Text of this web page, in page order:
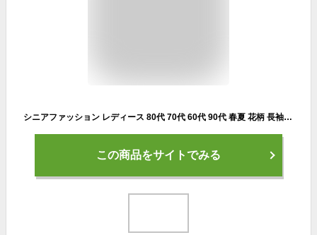
シニアファッション レディース 80代 70代 60代 90代 春夏 花柄 長袖 前開きラグランパジャマ 2色組 おばあちゃん 服 婦人服 女性 ミセス 祖母 プレゼント ギフト
この商品をサイトでみる